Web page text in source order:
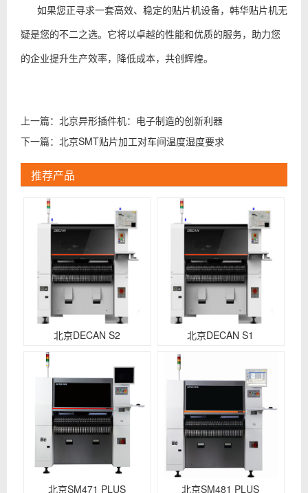
如果您正寻求一套高效、稳定的贴片机设备，韩华贴片机无
疑是您的不二之选。它将以卓越的性能和优质的服务，助力您
的企业提升生产效率，降低成本，共创辉煌。
上一篇： 北京异形插件机：电子制造的创新利器
下一篇： 北京SMT贴片加工对车间温度湿度要求
推荐产品
北京DECAN S2 北京DECAN S1
北京SM471 PLUS 北京SM481 PLUS